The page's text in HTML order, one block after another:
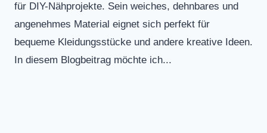
für DIY-Nähprojekte. Sein weiches, dehnbares und
angenehmes Material eignet sich perfekt für
bequeme Kleidungsstücke und andere kreative Ideen.
In diesem Blogbeitrag möchte ich...